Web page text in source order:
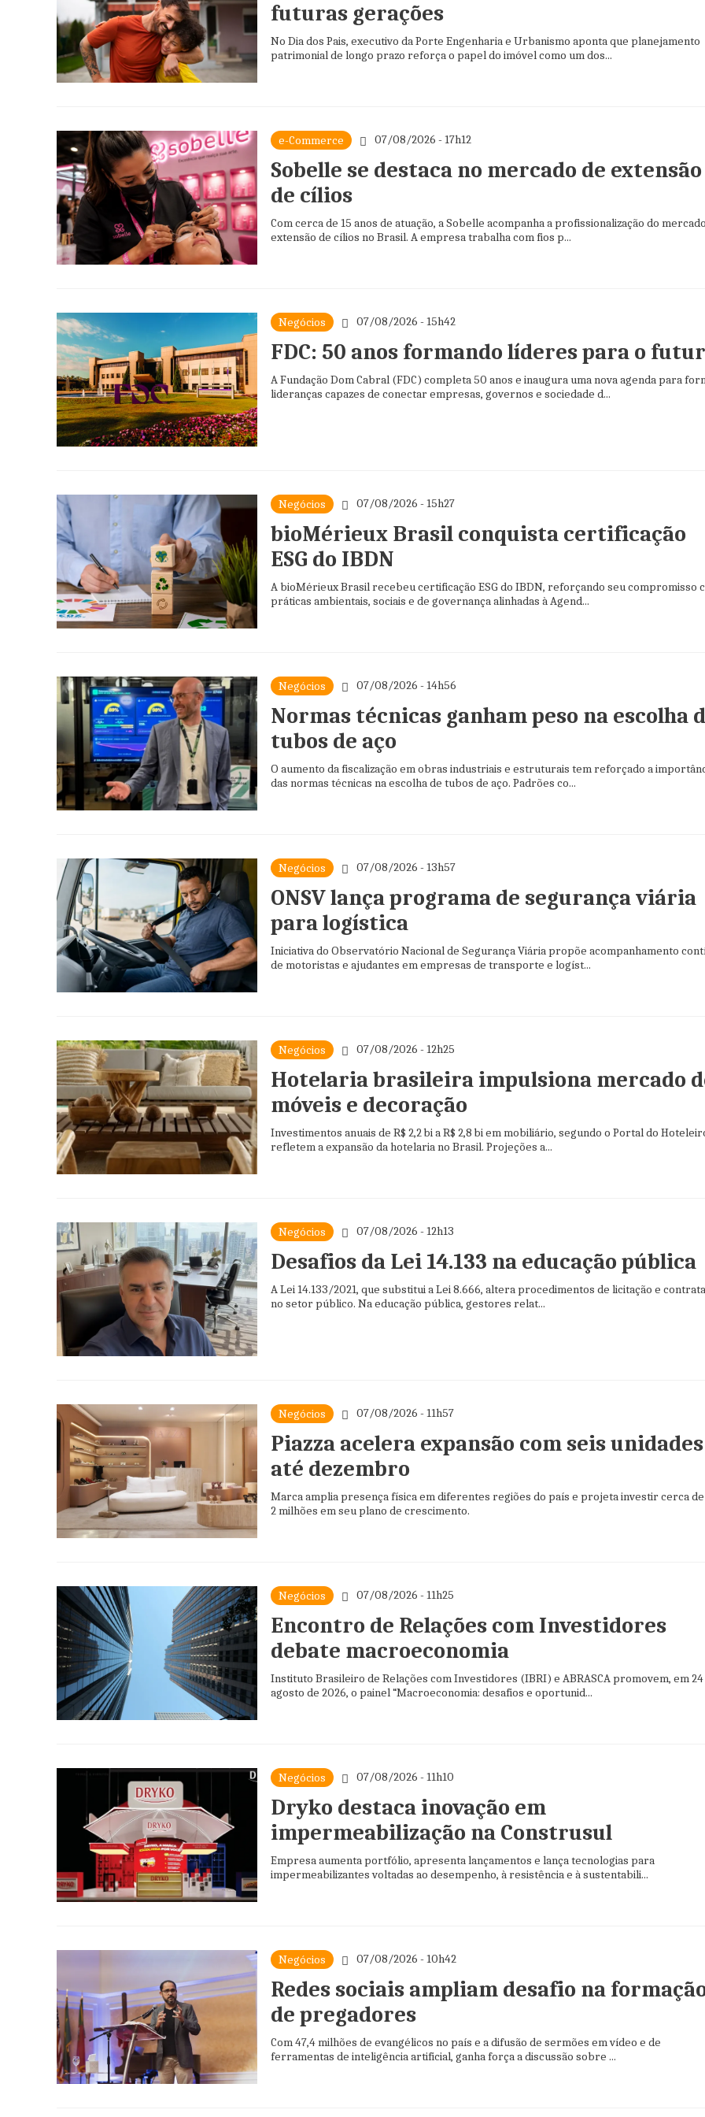
futuras gerações
No Dia dos Pais, executivo da Porte Engenharia e Urbanismo aponta que planejamento
patrimonial de longo prazo reforça o papel do imóvel como um dos...
e-Commerce 07/08/2026 - 17h12
Sobelle se destaca no mercado de extensão
de cílios
Com cerca de 15 anos de atuação, a Sobelle acompanha a profissionalização do
extensão de cílios no Brasil. A empresa trabalha com fios p...
Negócios 07/08/2026 - 15h42
FDC: 50 anos formando líderes para o
A Fundação Dom Cabral (FDC) completa 50 anos e inaugura uma nova agenda para
lideranças capazes de conectar empresas, governos e sociedade d...
Negócios 07/08/2026 - 15h27
bioMérieux Brasil conquista certificação
ESG do IBDN
A bioMérieux Brasil recebeu certificação ESG do IBDN, reforçando seu compromisso
práticas ambientais, sociais e de governança alinhadas à Agend...
Negócios 07/08/2026 - 14h56
Normas técnicas ganham peso na escolha
tubos de aço
O aumento da fiscalização em obras industriais e estruturais tem reforçado a
das normas técnicas na escolha de tubos de aço. Padrões co...
Negócios 07/08/2026 - 13h57
ONSV lança programa de segurança viária
para logística
Iniciativa do Observatório Nacional de Segurança Viária propõe acompanhamento
de motoristas e ajudantes em empresas de transporte e logíst...
Negócios 07/08/2026 - 12h25
Hotelaria brasileira impulsiona mercado
móveis e decoração
Investimentos anuais de R$ 2,2 bi a R$ 2,8 bi em mobiliário, segundo o Portal do
refletem a expansão da hotelaria no Brasil. Projeções a...
Negócios 07/08/2026 - 12h13
Desafios da Lei 14.133 na educação pública
A Lei 14.133/2021, que substitui a Lei 8.666, altera procedimentos de licitação e
no setor público. Na educação pública, gestores relat...
Negócios 07/08/2026 - 11h57
Piazza acelera expansão com seis unidades
até dezembro
Marca amplia presença física em diferentes regiões do país e projeta investir cerca de
2 milhões em seu plano de crescimento.
Negócios 07/08/2026 - 11h25
Encontro de Relações com Investidores
debate macroeconomia
Instituto Brasileiro de Relações com Investidores (IBRI) e ABRASCA promovem, em 24
agosto de 2026, o painel “Macroeconomia: desafios e oportunid...
Negócios 07/08/2026 - 11h10
Dryko destaca inovação em
impermeabilização na Construsul
Empresa aumenta portfólio, apresenta lançamentos e lança tecnologias para
impermeabilizantes voltadas ao desempenho, à resistência e à sustentabili...
Negócios 07/08/2026 - 10h42
Redes sociais ampliam desafio na
de pregadores
Com 47,4 milhões de evangélicos no país e a difusão de sermões em vídeo e de
ferramentas de inteligência artificial, ganha força a discussão sobre ...